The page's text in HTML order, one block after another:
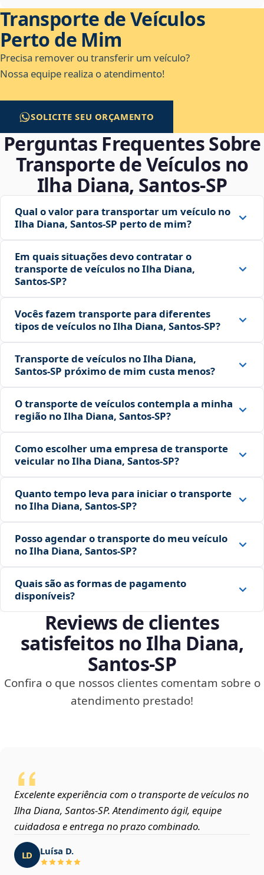
Transporte de Veículos
Perto de Mim
Precisa remover ou transferir um veículo?
Nossa equipe realiza o atendimento!
SOLICITE SEU ORÇAMENTO
Perguntas Frequentes Sobre
Transporte de Veículos no
Ilha Diana, Santos‑SP
Qual o valor para transportar um veículo no
Ilha Diana, Santos‑SP perto de mim?
Em quais situações devo contratar o
transporte de veículos no Ilha Diana,
Santos‑SP?
Vocês fazem transporte para diferentes
tipos de veículos no Ilha Diana, Santos‑SP?
Transporte de veículos no Ilha Diana,
Santos‑SP próximo de mim custa menos?
O transporte de veículos contempla a minha
região no Ilha Diana, Santos‑SP?
Como escolher uma empresa de transporte
veicular no Ilha Diana, Santos‑SP?
Quanto tempo leva para iniciar o transporte
no Ilha Diana, Santos‑SP?
Posso agendar o transporte do meu veículo
no Ilha Diana, Santos‑SP?
Quais são as formas de pagamento
disponíveis?
Reviews de clientes
satisfeitos no Ilha Diana,
Santos‑SP
Confira o que nossos clientes comentam sobre o
atendimento prestado!
Excelente experiência com o transporte de veículos no
Ilha Diana, Santos‑SP. Atendimento ágil, equipe
cuidadosa e entrega no prazo combinado.
LD Luísa D.